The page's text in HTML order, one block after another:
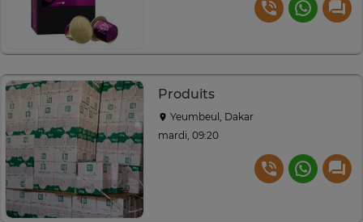
Produits
Yeumbeul, Dakar
mardi, 09:20